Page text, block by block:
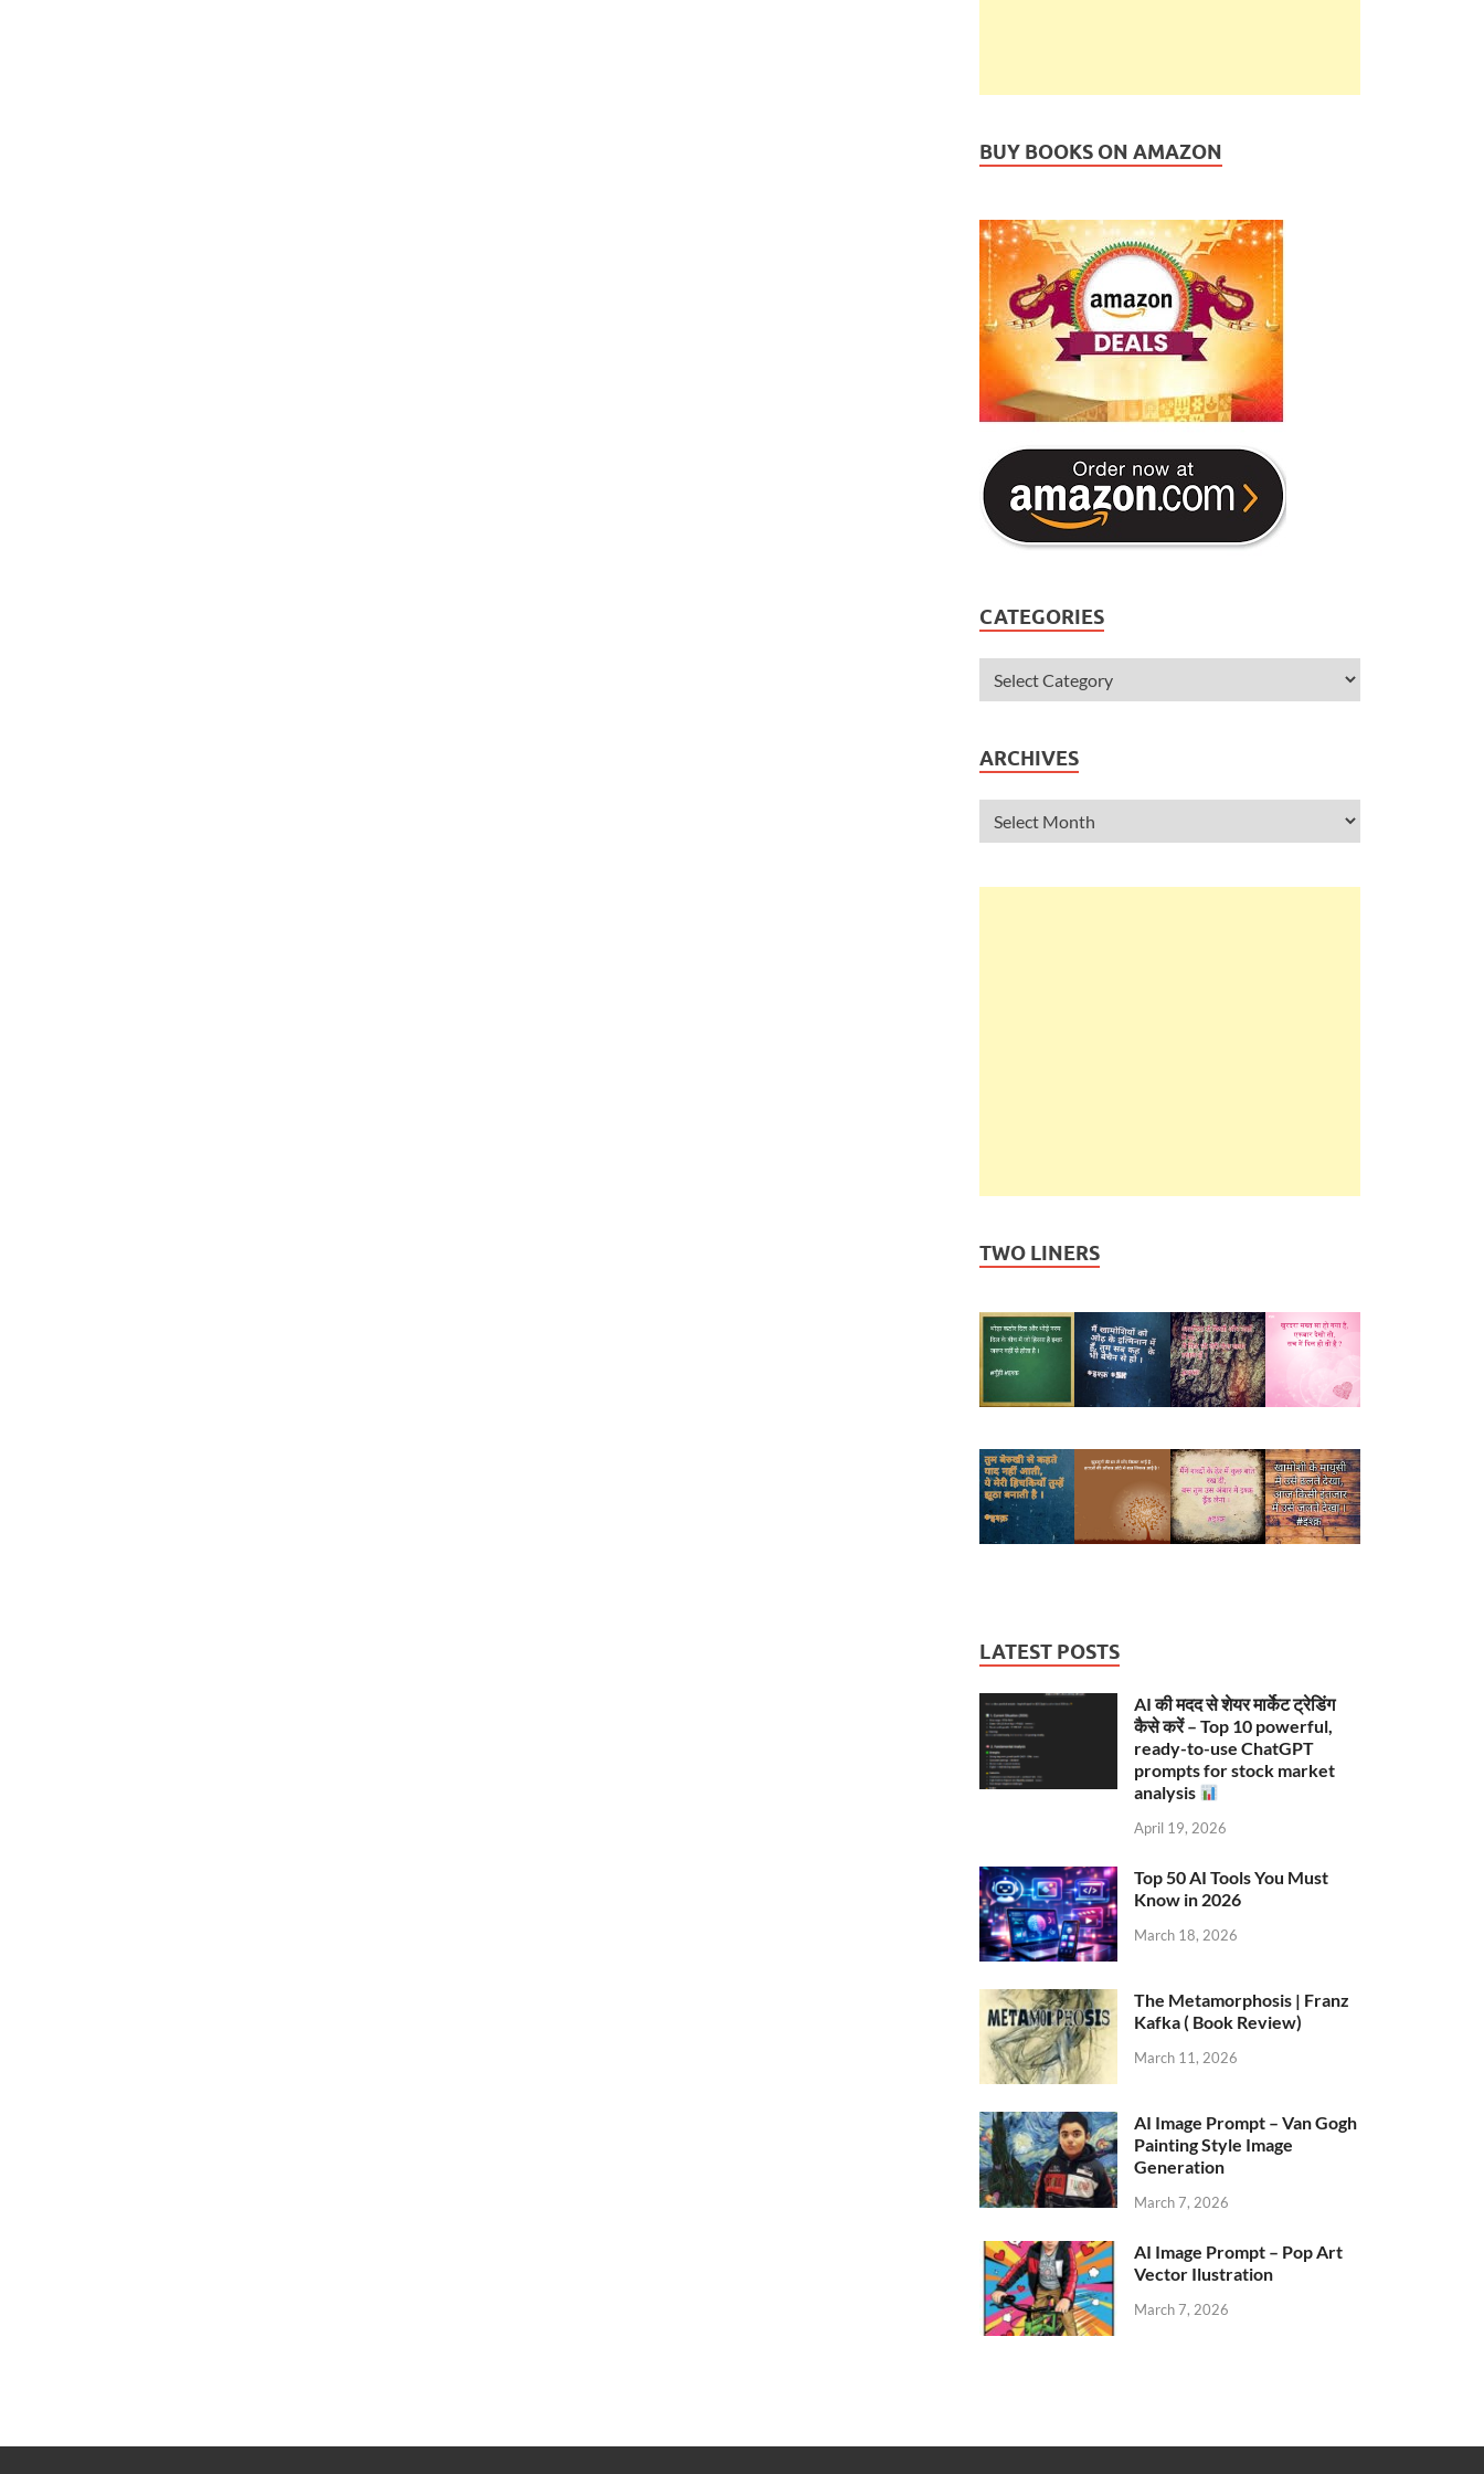
BUY BOOKS ON AMAZON
CATEGORIES
ARCHIVES
TWO LINERS
LATEST POSTS
AI की मदद से शेयर मार्केट ट्रेडिंग
कैसे करें – Top 10 powerful,
ready-to-use ChatGPT
prompts for stock market
analysis
April 19, 2026
Top 50 AI Tools You Must
Know in 2026
March 18, 2026
The Metamorphosis | Franz
Kafka ( Book Review)
March 11, 2026
AI Image Prompt – Van Gogh
Painting Style Image
Generation
March 7, 2026
AI Image Prompt – Pop Art
Vector Ilustration
March 7, 2026